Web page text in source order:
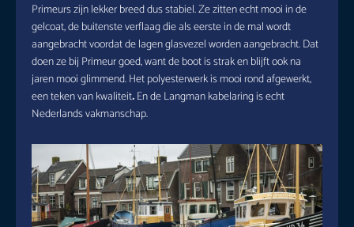
Primeurs zijn lekker breed dus stabiel. Ze zitten echt mooi in de
gelcoat, de buitenste verflaag die als eerste in de mal wordt
aangebracht voordat de lagen glasvezel worden aangebracht. Dat
doen ze bij Primeur goed, want de boot is strak en blijft ook na
jaren mooi glimmend. Het polyesterwerk is mooi rond afgewerkt,
een teken van kwaliteit.En de Langman kabelaring is echt
Nederlands vakmanschap.